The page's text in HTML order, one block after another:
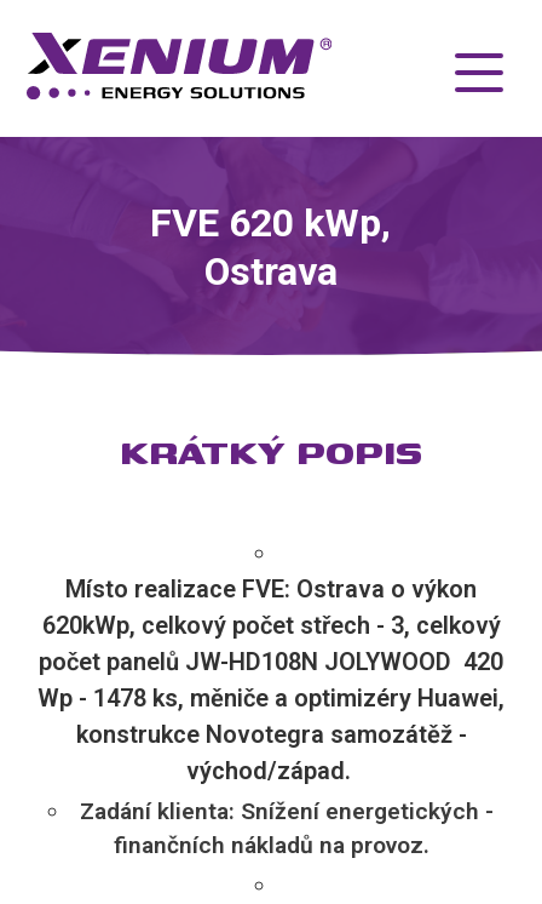
FVE 620 kWp,
Ostrava
KRÁTKÝ POPIS
Místo realizace FVE: Ostrava o výkon
620kWp, celkový počet střech - 3, celkový
počet panelů JW-HD108N JOLYWOOD 420
Wp - 1478 ks, měniče a optimizéry Huawei,
konstrukce Novotegra samozátěž -
východ/západ.
Zadání klienta: Snížení energetických -
finančních nákladů na provoz.